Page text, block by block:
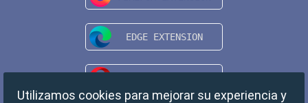
Utilizamos cookies para mejorar su experiencia y